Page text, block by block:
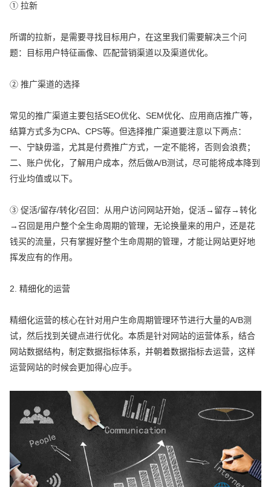
① 拉新
所谓的拉新，是需要寻找目标用户，在这里我们需要解决三个问
题：目标用户特征画像、匹配营销渠道以及渠道优化。
② 推广渠道的选择
常见的推广渠道主要包括SEO优化、SEM优化、应用商店推广等，
结算方式多为CPA、CPS等。但选择推广渠道要注意以下两点：
一、宁缺毋滥，尤其是付费推广方式，一定不能将，否则会浪费；
二、账户优化，了解用户成本，然后做A/B测试，尽可能将成本降到
行业均值或以下。
③ 促活/留存/转化/召回：从用户访问网站开始，促活→留存→转化
→召回是用户整个全生命周期的管理，无论换量来的用户，还是花
钱买的流量，只有掌握好整个生命周期的管理，才能让网站更好地
挥发应有的作用。
2. 精细化的运营
精细化运营的核心在针对用户生命周期管理环节进行大量的A/B测
试，然后找到关键点进行优化。本质是针对网站的运营体系，结合
网站数据结构，制定数据指标体系，并朝着数据指标去运营，这样
运营网站的时候会更加得心应手。